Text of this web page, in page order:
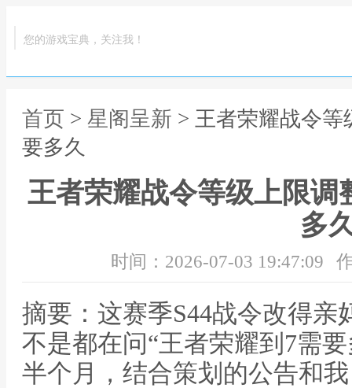
您的游戏宝典，关注我！
首页 > 星阁呈新 > 王者荣耀战令等
要多久
王者荣耀战令等级上限调
多
时间：2026-07-03 19:47:09
摘要：这赛季S44战令改得
不是都在问“王者荣耀到7需
半个月，结合策划的公告和